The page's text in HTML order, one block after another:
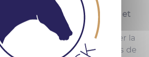
vous présente les
saillies et
à la vente pour vos
également nous confier la
de
vos saillies et partsauprès de